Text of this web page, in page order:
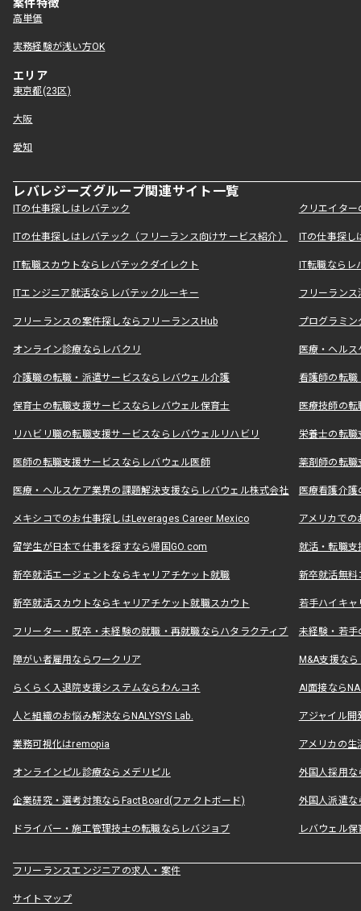
案件特徴
高単価
実務経験が浅い方OK
エリア
東京都(23区)
大阪
愛知
レバレジーズグループ関連サイト一覧
ITの仕事探しはレバテック クリエイタ
ITの仕事探しはレバテック（フリーランス向けサービス紹介） ITの仕事探
IT転職スカウトならレバテックダイレクト IT転職なら
ITエンジニア就活ならレバテックルーキー フリーラン
フリーランスの案件探しならフリーランスHub プログラミ
オンライン診療ならレバクリ 医療・ヘル
介護職の転職・派遣サービスならレバウェル介護 看護師の転
保育士の転職支援サービスならレバウェル保育士 医療技師の
リハビリ職の転職支援サービスならレバウェルリハビリ 栄養士の転
医師の転職支援サービスならレバウェル医師 薬剤師の転
医療・ヘルスケア業界の課題解決支援ならレバウェル株式会社 医療看護介
メキシコでのお仕事探しはLeverages Career Mexico アメリカで
留学生が日本で仕事を探すなら帰国GO.com 就活・転職
新卒就活エージェントならキャリアチケット就職 新卒就活無料
新卒就活スカウトならキャリアチケット就職スカウト 若手ハイキ
フリーター・既卒・未経験の就職・再就職ならハタラクティブ 未経験・若手
障がい者雇用ならワークリア M&A支援な
らくらく入退院支援システムならわんコネ AI面接なら
人と組織のお悩み解決ならNALYSYS Lab. アジャイル
業務可視化はremopia アメリカの
オンラインピル診療ならメデリピル 外国人採用
企業研究・選考対策ならFactBoard(ファクトボード) 外国人派遣な
ドライバー・施工管理技士の転職ならレバジョブ レバウェル
フリーランスエンジニアの求人・案件
サイトマップ